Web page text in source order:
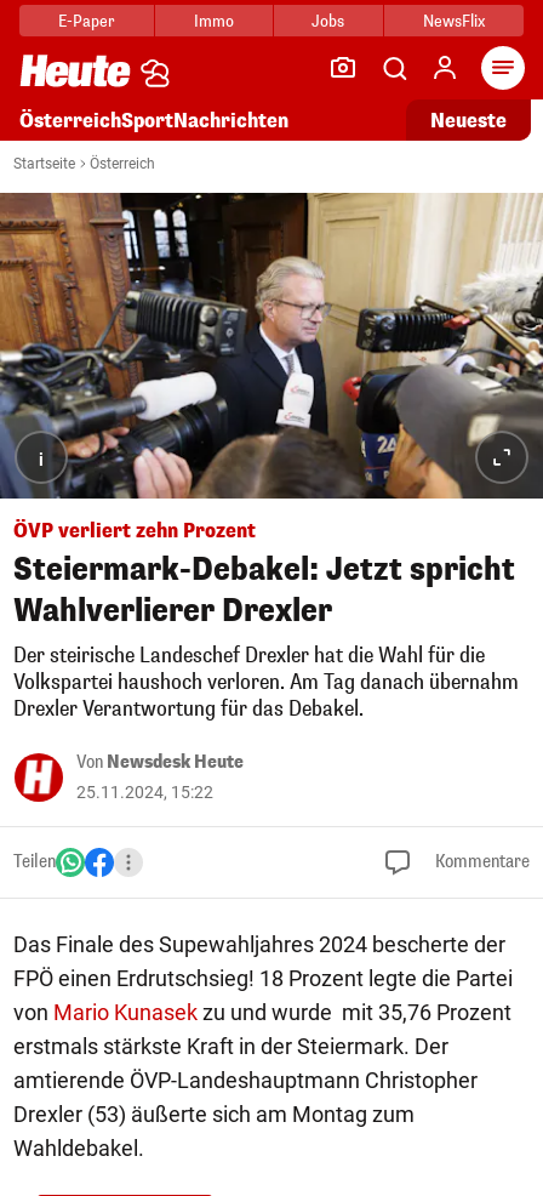
E-Paper Immo Jobs NewsFlix
ÖsterreichSportNachrichten Neueste
Startseite Österreich
i
ÖVP verliert zehn Prozent
Steiermark-Debakel: Jetzt spricht
Wahlverlierer Drexler
Der steirische Landeschef Drexler hat die Wahl für die
Volkspartei haushoch verloren. Am Tag danach übernahm
Drexler Verantwortung für das Debakel.
Von Newsdesk Heute
25.11.2024, 15:22
Teilen Kommentare
Das Finale des Supewahljahres 2024 bescherte der
FPÖ einen Erdrutschsieg! 18 Prozent legte die Partei
von Mario Kunasekzu und wurde mit 35,76 Prozent
erstmals stärkste Kraft in der Steiermark. Der
amtierende ÖVP-Landeshauptmann Christopher
Drexler (53) äußerte sich am Montag zum
Wahldebakel.